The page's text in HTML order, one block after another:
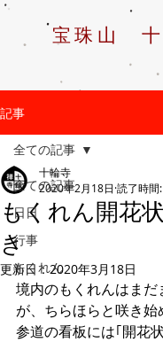
宝珠山 十
記事
全ての記事
日日
行事
もくれん
全ての記事
もくれん開花
き
十輪寺
2020年2月18日 読了時間
更新日：2020年3月18日
境内のもくれんはまだ
が、ちらほらと咲き始
参道の看板には｢開花